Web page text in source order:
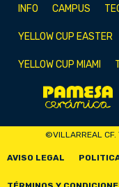
INFO CAMPUS
YELLOW CUP EASTER
YELLOW CUP MIAMI
©VILLARREAL CF.
AVISO LEGAL